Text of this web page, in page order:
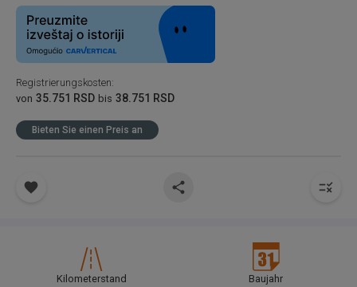
Registrierungskosten:
von 35.751 RSD bis 38.751 RSD
Bieten Sie einen Preis an
Kilometerstand Baujahr